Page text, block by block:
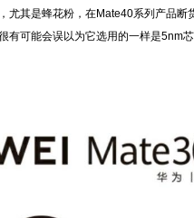
尤其是蜂花粉，在Mate40系列产品断
有可能会误以为它选用的一样是5nm